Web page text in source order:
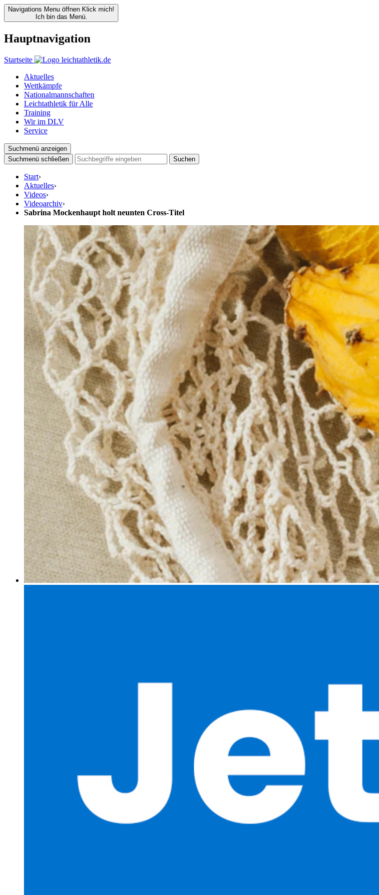
Navigations Menu öffnen Klick mich!
Ich bin das Menü.
Hauptnavigation
Startseite
Aktuelles
Wettkämpfe
Nationalmannschaften
Leichtathletik für Alle
Training
Wir im DLV
Service
Suchmenü anzeigen
Suchmenü schließen
Suchen
Start›
Aktuelles›
Videos›
Videoarchiv›
Sabrina Mockenhaupt holt neunten Cross-Titel